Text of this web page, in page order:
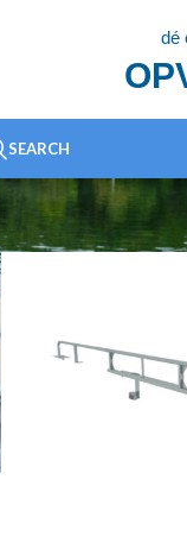
dé
SEARCH
Show 12